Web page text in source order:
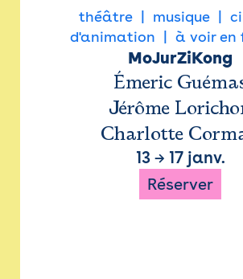
théâtre musique
d'animation
à voir en
MoJurZiKong
Émeric
Jérôme
Charlotte
13→ 17 janv.
Réserver